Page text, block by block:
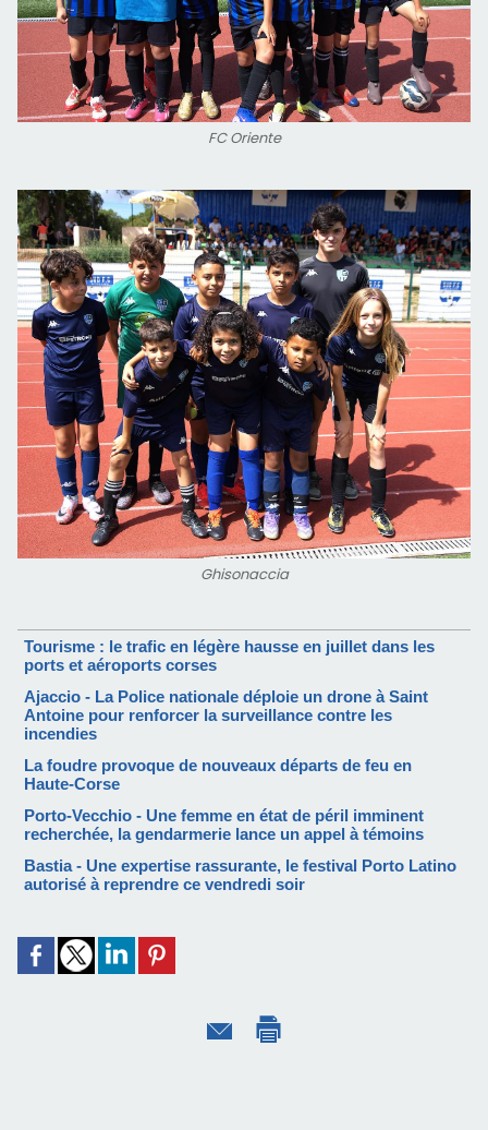
FC Oriente
Ghisonaccia
Tourisme : le trafic en légère hausse en juillet dans les
ports et aéroports corses
Ajaccio - La Police nationale déploie un drone à Saint
Antoine pour renforcer la surveillance contre les
incendies
La foudre provoque de nouveaux départs de feu en
Haute-Corse
Porto-Vecchio - Une femme en état de péril imminent
recherchée, la gendarmerie lance un appel à témoins
Bastia - Une expertise rassurante, le festival Porto Latino
autorisé à reprendre ce vendredi soir